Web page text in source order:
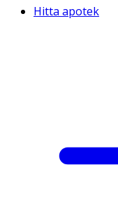
Hitta apotek